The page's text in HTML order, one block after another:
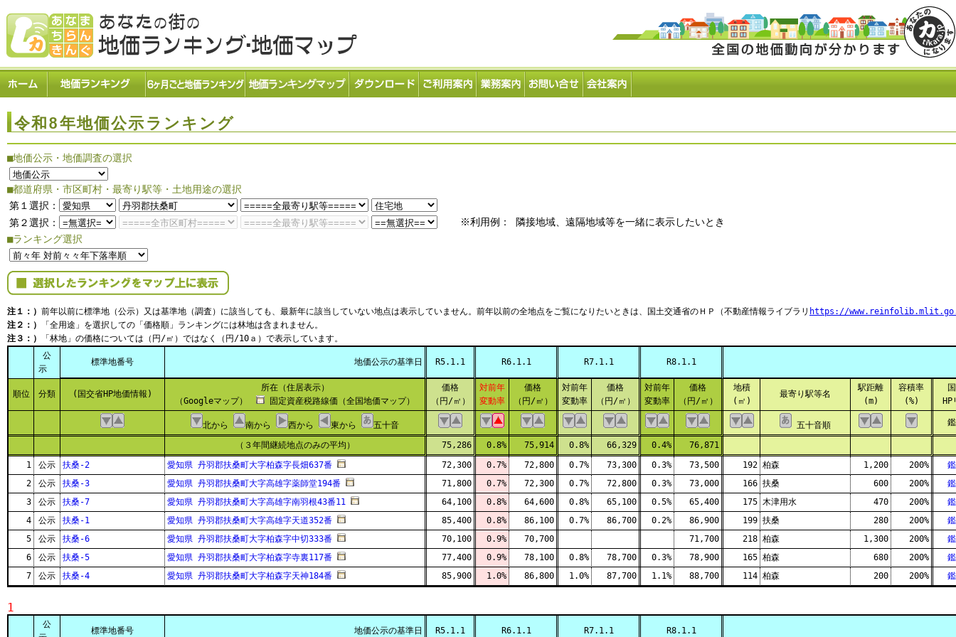
令和8年地価公示ランキング
■地価公示・地価調査の選択
■都道府県・市区町村・最寄り駅等・土地用途の選択
第１選択：
第２選択：
※利用例： 隣接地域、遠隔地域等を一緒に表示したいとき
■ランキング選択
注１：） 前年以前に標準地（公示）又は基準地（調査）に該当しても、最新年に該当していない地点は表示していません。前年以前の全地点をご覧になりたいときは、国土交通省のＨＰ（不動産情報ライブラリ https://
注２：）
「全用途」を選択しての「価格順」ランキングには林地は含まれません。
注３：）
「林地」の価格については（円/㎡）ではなく（円/10ａ）で表示しています。
公
示
標準地番号 地価公示の基準日 R5.1.1 R6.1.1 R7.1.1 R8.1.1
順位 分類 (国交省HP地価情報)
所在（住居表示）
（Googleマップ）
固定資産税路線価（全国地価マップ）
価格
（円/㎡）
対前年
変動率
価格
（円/㎡）
対前年
変動率
価格
（円/㎡）
対前年
変動率
価格
（円/㎡）
地積
(㎡)
最寄り駅等名
駅距離
(m)
容積率
(%)
北から 南から 西から 東から 五十音 五十音順
（３年間継続地点のみの平均） 75,286 0.8% 75,914 0.8% 66,329 0.4%
76,871
1
公示 扶桑-2 愛知県 丹羽郡扶桑町大字柏森字長畑637番 72,300 0.7% 72,800 0.7% 73,300 0.3% 73,500 192 柏森 1,200 200%
2
公示 扶桑-3 愛知県 丹羽郡扶桑町大字高雄字薬師堂194番 71,800 0.7% 72,300 0.7% 72,800 0.3% 73,000 166 扶桑 600 200%
3
公示 扶桑-7 愛知県 丹羽郡扶桑町大字高雄字南羽根43番11 64,100 0.8% 64,600 0.8% 65,100 0.5% 65,400 175 木津用水 470 200%
4
公示 扶桑-1 愛知県 丹羽郡扶桑町大字高雄字天道352番 85,400 0.8% 86,100 0.7% 86,700 0.2% 86,900 199 扶桑 280 200%
5
公示 扶桑-6 愛知県 丹羽郡扶桑町大字柏森字中切333番 70,100 0.9% 70,700 71,700 218 柏森 1,300 200%
6
公示 扶桑-5 愛知県 丹羽郡扶桑町大字柏森字寺裏117番 77,400 0.9% 78,100 0.8% 78,700 0.3% 78,900 165 柏森 680 200%
7
公示 扶桑-4 愛知県 丹羽郡扶桑町大字柏森字天神184番 85,900 1.0% 86,800 1.0% 87,700 1.1% 88,700 114 柏森 200 200%
1
公
標準地番号 地価公示の基準日 R5.1.1 R6.1.1 R7.1.1 R8.1.1